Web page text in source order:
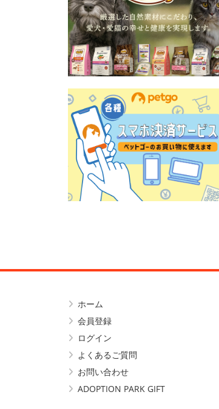
ホーム
会員登録
ログイン
よくあるご質問
お問い合わせ
ADOPTION PARK GIFT